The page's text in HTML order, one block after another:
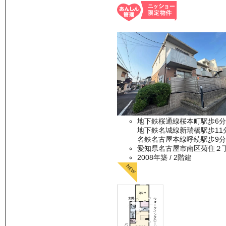
地下鉄桜通線桜本町駅歩6分
地下鉄名城線新瑞橋駅歩11
名鉄名古屋本線呼続駅歩9分
愛知県名古屋市南区菊住２
2008年築 / 2階建